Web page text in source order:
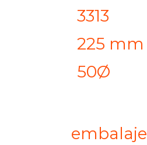
3313
225 mm
50Ø
embalaje